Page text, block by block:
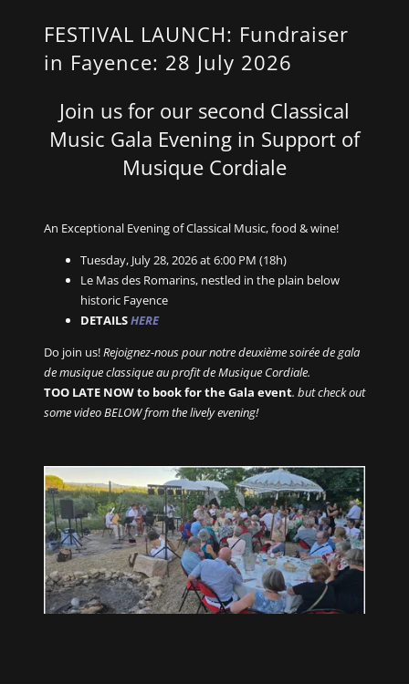
FESTIVAL LAUNCH: Fundraiser
in Fayence: 28 July 2026
Join us for our second Classical
Music Gala Evening in Support of
Musique Cordiale
An Exceptional Evening of Classical Music, food & wine!
Tuesday, July 28, 2026 at 6:00 PM (18h)
Le Mas des Romarins, nestled in the plain below
historic Fayence
DETAILSHERE
Do join us!Rejoignez-nous pour notre deuxième soirée de gala
de musique classique au profit de Musique Cordiale.
TOO LATE NOW to book for the Gala event. but check out
some video BELOW from the lively evening!